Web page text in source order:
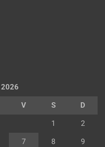
2026
V S D
1 2
7 8 9